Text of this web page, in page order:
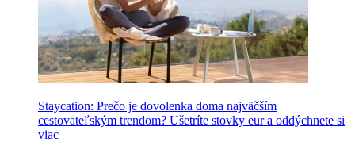
Staycation: Prečo je dovolenka doma najväčším
cestovateľským trendom? Ušetríte stovky eur a oddýchnete si
viac